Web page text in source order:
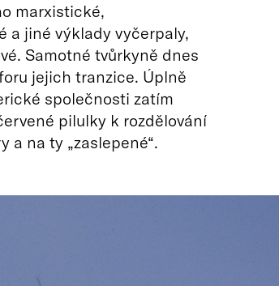
marxistické,
a jiné výklady vyčerpaly,
Samotné tvůrkyně dnes
jejich tranzice. Úplně
společnosti zatím
pilulky k rozdělování
a na ty „zaslepené“.